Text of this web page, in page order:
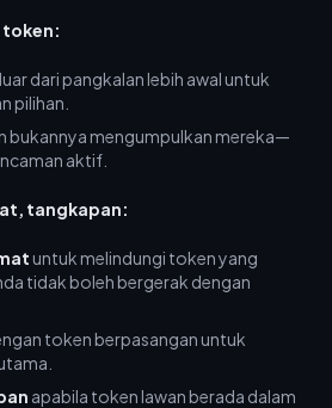
token:
dari pangkalan lebih awal untuk
pilihan.
bukannya mengumpulkan mereka—
aktif.
tangkapan:
untuk melindungi token yang
tidak boleh bergerak dengan
token berpasangan untuk
apabila token lawan berada dalam